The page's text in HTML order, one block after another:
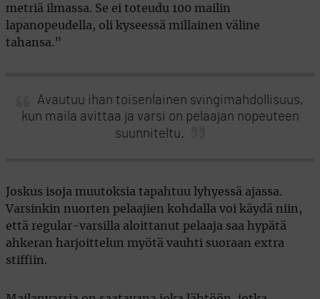
metriä ilmassa. Se ei toteudu 100 mailin
lapanopeudella, oli kyseessä millainen väline
tahansa.”
Avautuu ihan toisenlainen svingimahdollisuus,
kun maila avittaa ja varsi on pelaajan nopeuteen
suunniteltu.
Joskus isoja muutoksia tapahtuu lyhyessä ajassa.
Varsinkin nuorten pelaajien kohdalla voi käydä niin,
että regular-varsilla aloittanut pelaaja saa hypätä
ahkeran harjoittelun myötä vauhti suoraan extra
stiffiin.